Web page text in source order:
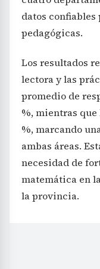
datos confiables
pedagógicas.
Los resultados
lectora y las
promedio de
%, mientras
%, marcando
ambas áreas.
necesidad de
matemática en
la provincia.